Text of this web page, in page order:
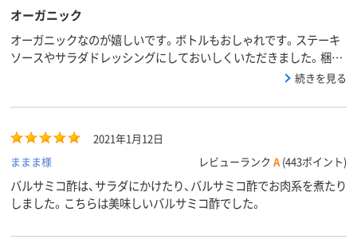
オーガニック
オーガニックなのが嬉しいです。ボトルもおしゃれです。ステーキ
ソースやサラダドレッシングにしておいしくいただきました。梱包
続きを見る
2021年1月12日
ままま様
レビューランク A (443ポイント)
バルサミコ酢は、サラダにかけたり、バルサミコ酢でお肉系を煮たり
しました。こちらは美味しいバルサミコ酢でした。